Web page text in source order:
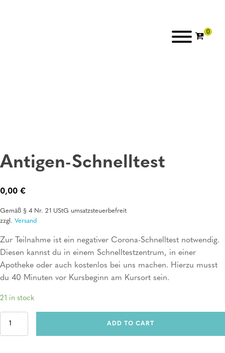
Antigen-Schnelltest
0,00 €
Gemäß § 4 Nr. 21 UStG umsatzsteuerbefreit
zzgl. Versand
Zur Teilnahme ist ein negativer Corona-Schnelltest notwendig.
Diesen kannst du in einem Schnelltestzentrum, in einer
Apotheke oder auch kostenlos bei uns machen. Hierzu musst
du 40 Minuten vor Kursbeginn am Kursort sein.
21 in stock
Antigen-
ADD TO CART